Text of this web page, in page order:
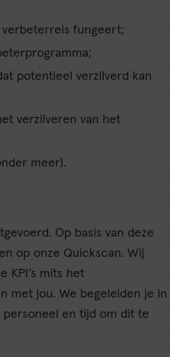
verbeterreis fungeert;
potentieel verzilverd kan
verzilveren van het
meer).
Op basis van deze
op onze Quickscan. Wij
KPI’s mits het
met jou. We begeleiden je in
personeel en tijd om dit te